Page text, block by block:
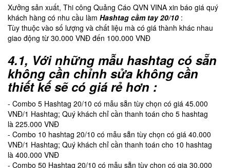
Xưởng sản xuất, Thi công Quảng Cáo QVN VINA xin báo giá quý
khách hàng có nhu cầu làm Hashtag cầm tay 20/10 :
Tùy thuộc vào số lượng và chất liệu mà có giá thành khác nhau
giao động từ 30.000 VNĐ đến 100.000 VNĐ
4.1, Với những mẫu hashtag có sẵn
không cần chỉnh sửa không cần
thiết kế sẽ có giá rẻ hơn :
- Combo 5 Hashtag 20/10 có mẫu sẵn tùy chọn có giá 45.000
VNĐ/1 Hashtag; Quý khách chỉ cần thanh toán cho 5 hashtag
là 225.000 VNĐ
- Combo 10 hashtag 20/10 có mẫu sẵn tùy chọn có giá 40.000
VNĐ/1 Hashtag; Quý khách chỉ cần thanh toán cho 10 hashtag
là 400.000 VNĐ
- Combo 50 Hashtag 20/10 có mẫu sẵn tùy chọn có gia 30.000